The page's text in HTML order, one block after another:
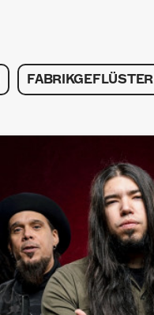
FABRIKGEFLÜSTER